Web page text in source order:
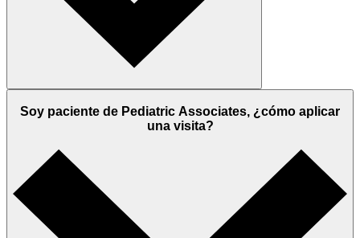
Soy paciente de Pediatric Associates, ¿cómo aplicar
una visita?